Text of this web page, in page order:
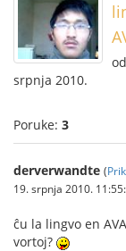
od
srpnja 2010.
Poruke: 3
derverwandte (
19. srpnja 2010.
ĉu la lingvo en
vortoj?